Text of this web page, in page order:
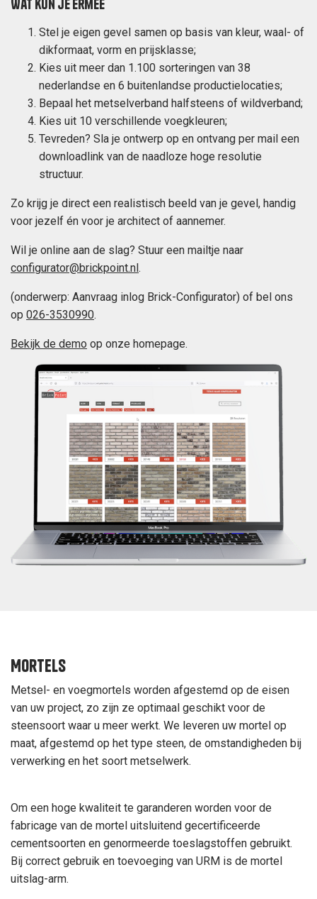
Wat kun je ermee
Stel je eigen gevel samen op basis van kleur, waal- of
dikformaat, vorm en prijsklasse;
Kies uit meer dan 1.100 sorteringen van 38
nederlandse en 6 buitenlandse productielocaties;
Bepaal het metselverband halfsteens of wildverband;
Kies uit 10 verschillende voegkleuren;
Tevreden? Sla je ontwerp op en ontvang per mail een
downloadlink van de naadloze hoge resolutie
structuur.
Zo krijg je direct een realistisch beeld van je gevel, handig
voor jezelf én voor je architect of aannemer.
Wil je online aan de slag? Stuur een mailtje naar
configurator@brickpoint.nl .
(onderwerp: Aanvraag inlog Brick-Configurator) of bel ons
op 026-3530990.
Bekijk de demo op onze homepage.
Mortels
Metsel- en voegmortels worden afgestemd op de eisen
van uw project, zo zijn ze optimaal geschikt voor de
steensoort waar u meer werkt. We leveren uw mortel op
maat, afgestemd op het type steen, de omstandigheden bij
verwerking en het soort metselwerk.
Om een hoge kwaliteit te garanderen worden voor de
fabricage van de mortel uitsluitend gecertificeerde
cementsoorten en genormeerde toeslagstoffen gebruikt.
Bij correct gebruik en toevoeging van URM is de mortel
uitslag-arm.